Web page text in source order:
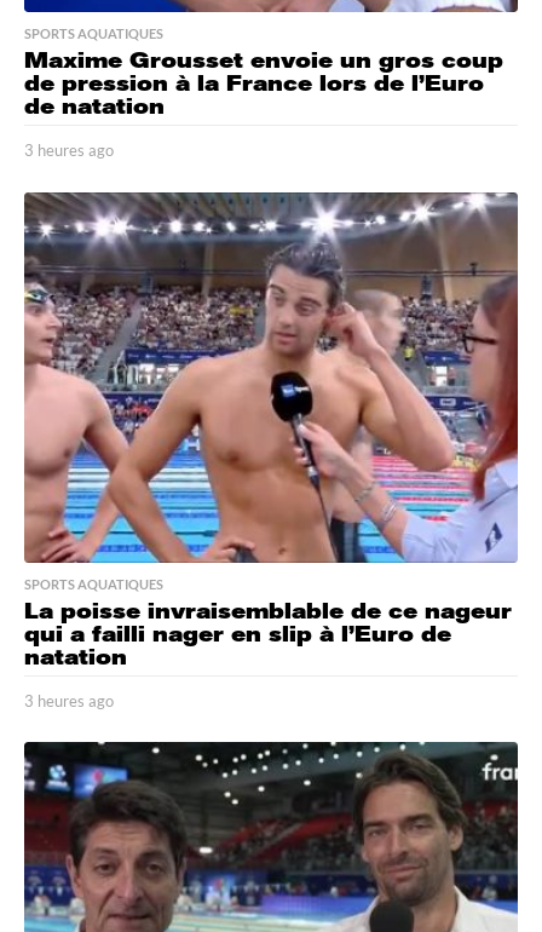
SPORTS AQUATIQUES
Maxime Grousset envoie un gros coup
de pression à la France lors de l’Euro
de natation
3 heures ago
e
u
r
e
s
a
g
o
SPORTS AQUATIQUES
La poisse invraisemblable de ce nageur
qui a failli nager en slip à l’Euro de
natation
3 heures ago
e
u
r
e
s
a
g